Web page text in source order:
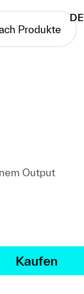
DE
Output
Kaufen